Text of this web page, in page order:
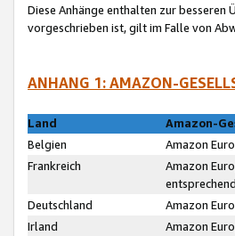
Diese Anhänge enthalten zur
vorgeschrieben ist, gilt im Falle von
ANHANG 1: AMAZON-
Land
Amazon-
Belgien
Amazon
Frankreich
Amazon
Deutschland
Amazon
Irland
Amazon